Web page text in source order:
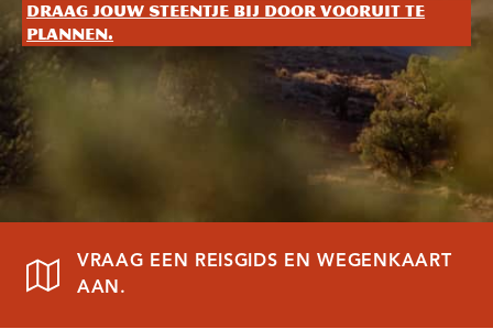
Draag jouw steentje bij door vooruit te
plannen.
VRAAG EEN REISGIDS EN WEGENKAART
AAN.